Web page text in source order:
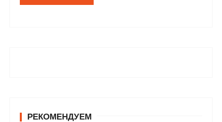
РЕКОМЕНДУЕМ